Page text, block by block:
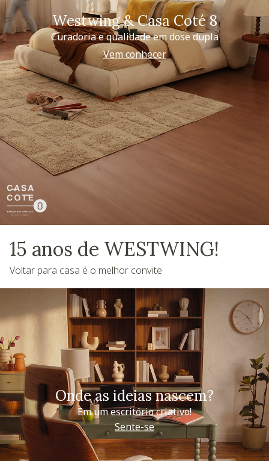
Westwing & Casa Coté 8
Curadoria e qualidade em dose dupla
Vem conhecer
15 anos de WESTWING!
Voltar para casa é o melhor convite
Onde as ideias nascem?
Em um escritório criativo!
Sente-se